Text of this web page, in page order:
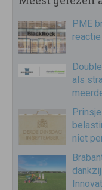
PME
als
niet